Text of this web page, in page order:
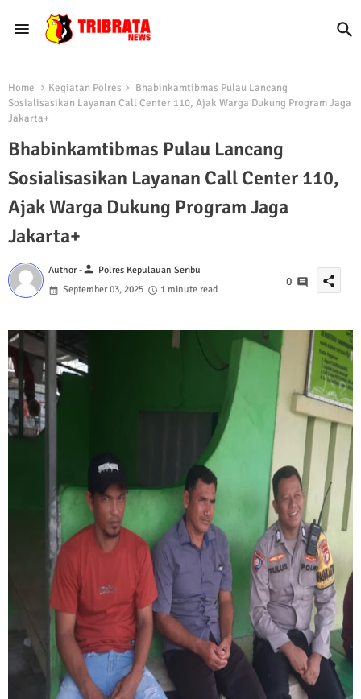
Home Kegiatan Polres
Bhabinkamtibmas Pulau Lancang
Sosialisasikan Layanan Call Center 110, Ajak Warga Dukung Program Jaga
Jakarta+
Bhabinkamtibmas Pulau Lancang
Sosialisasikan Layanan Call Center 110,
Ajak Warga Dukung Program Jaga
Jakarta+
Author -person Polres Kepulauan Seribu
September 03, 2025
1 minute read
0 share